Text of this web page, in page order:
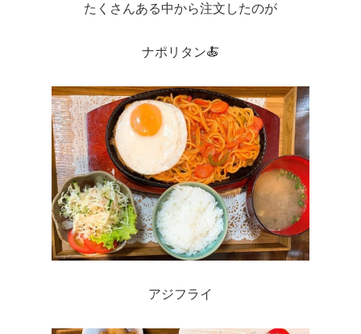
たくさんある中から注文したのが
ナポリタン🍝
アジフライ